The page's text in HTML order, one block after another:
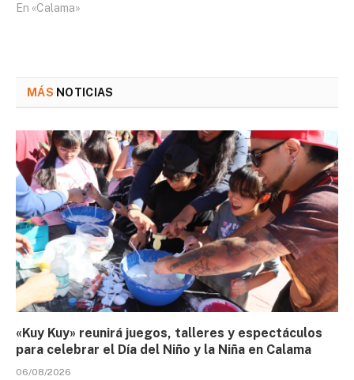
En «Calama»
MÁS NOTICIAS
«Kuy Kuy» reunirá juegos, talleres y espectáculos
para celebrar el Día del Niño y la Niña en Calama
06/08/2026